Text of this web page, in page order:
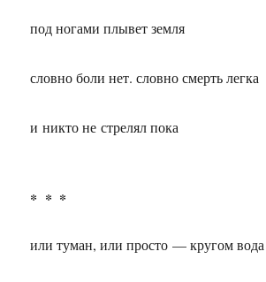
под ногами плывет земля
словно боли нет. словно смерть легка
и никто не стрелял пока
* * *
или туман, или просто — кругом вода